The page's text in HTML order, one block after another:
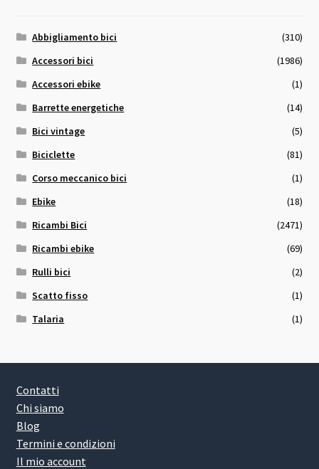
Abbigliamento bici
(310)
Accessori bici
(1986)
Accessori ebike
(1)
Barrette energetiche
(14)
Bici vintage
(5)
Biciclette
(81)
Corso meccanico bici
(1)
Ebike
(18)
Ricambi Bici
(2471)
Ricambi ebike
(69)
Rulli bici
(2)
Scatto fisso
(1)
Talaria
(1)
Contatti
Chi siamo
Blog
Termini e condizioni
Il mio account